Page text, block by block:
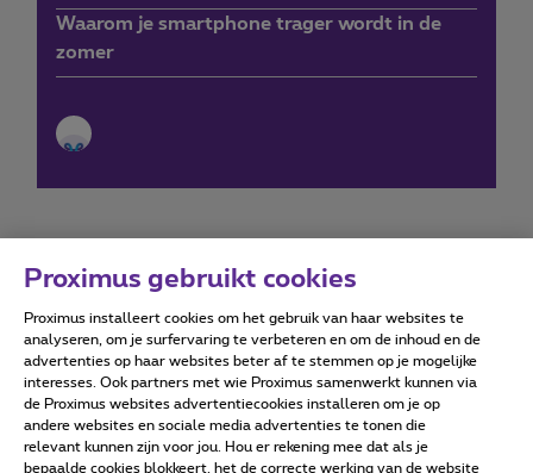
Waarom je smartphone trager wordt in de
zomer
Forumvoorwaarden Accessibility statement
Alle rechten voorbehouden. © Proximus
Proximus gebruikt cookies
Proximus installeert cookies om het gebruik van haar websites te
analyseren, om je surfervaring te verbeteren en om de inhoud en de
advertenties op haar websites beter af te stemmen op je mogelijke
interesses. Ook partners met wie Proximus samenwerkt kunnen via
de Proximus websites advertentiecookies installeren om je op
andere websites en sociale media advertenties te tonen die
relevant kunnen zijn voor jou. Hou er rekening mee dat als je
bepaalde cookies blokkeert, het de correcte werking van de website